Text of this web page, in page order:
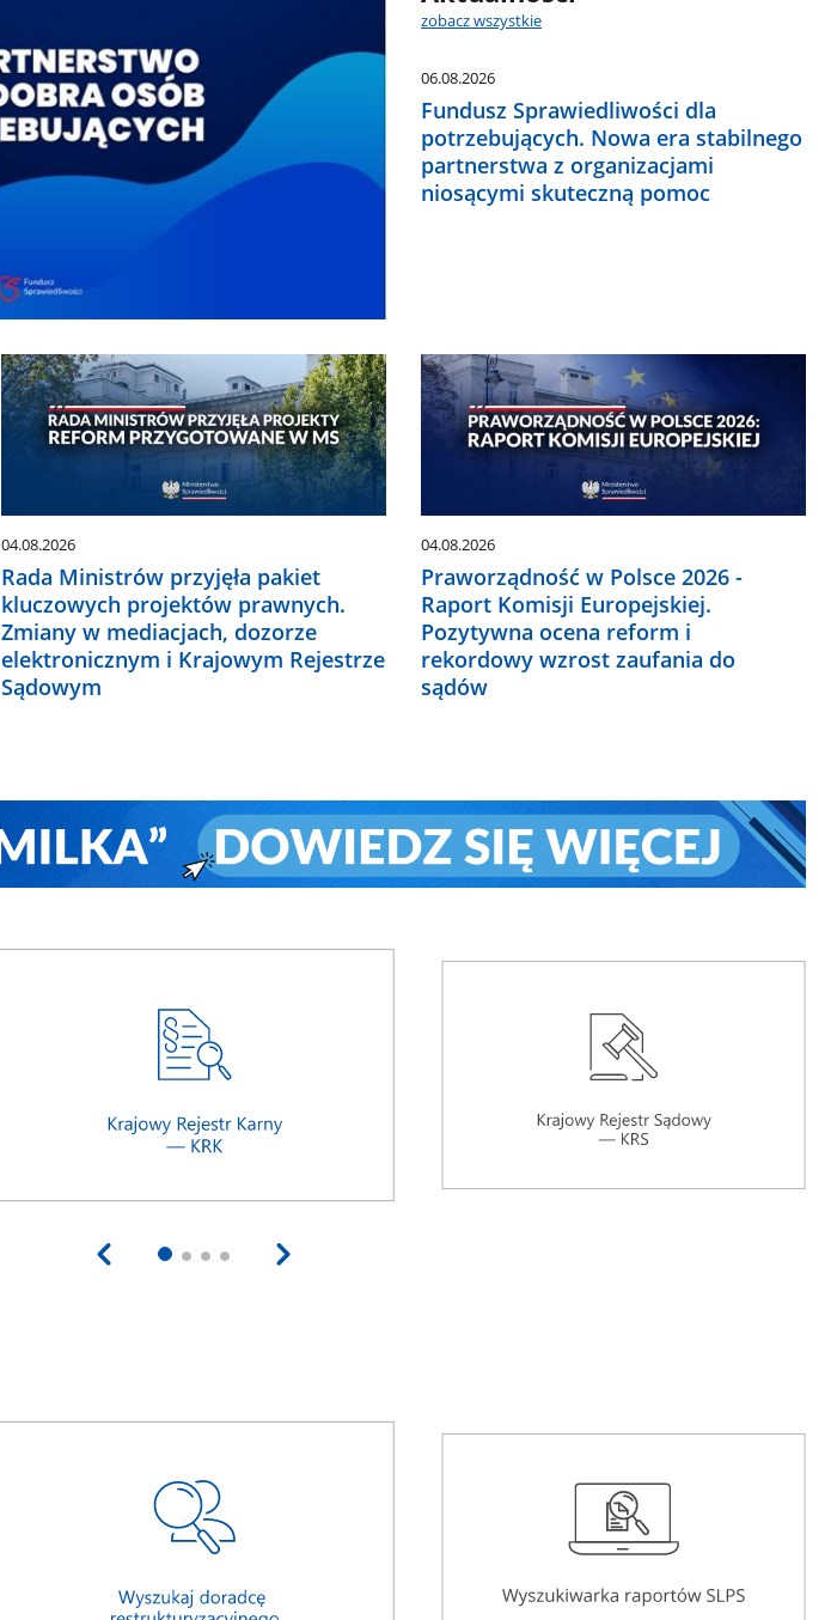
zobacz wszystkie
06.08.2026
Fundusz Sprawiedliwości dla
potrzebujących. Nowa era stabilnego
partnerstwa z organizacjami
niosącymi skuteczną pomoc
04.08.2026
Rada Ministrów przyjęła pakiet
kluczowych projektów prawnych.
Zmiany w mediacjach, dozorze
elektronicznym i Krajowym Rejestrze
Sądowym
04.08.2026
Praworządność w Polsce 2026 -
Raport Komisji Europejskiej.
Pozytywna ocena reform i
rekordowy wzrost zaufania do
sądów